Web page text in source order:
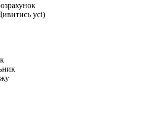
усі)